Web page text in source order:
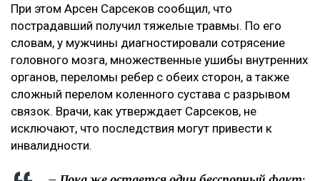
При этом Арсен Сарсеков сообщил, что
пострадавший получил тяжелые травмы. По его
словам, у мужчины диагностировали сотрясение
головного мозга, множественные ушибы внутренних
органов, переломы ребер с обеих сторон, а также
сложный перелом коленного сустава с разрывом
связок. Врачи, как утверждает Сарсеков, не
исключают, что последствия могут привести к
инвалидности.